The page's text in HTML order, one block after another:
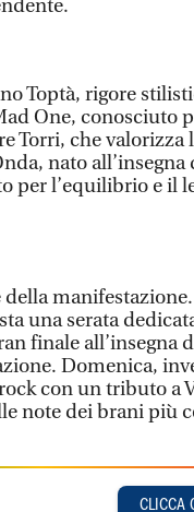
Toptà, rigore
One, conosciuto
Torri, che valorizza
nato all’insegna
per l’equilibrio e il
manifestazione.
una serata
finale all’insegna
Domenica,
con un tributo a
note dei brani più
CLICCA